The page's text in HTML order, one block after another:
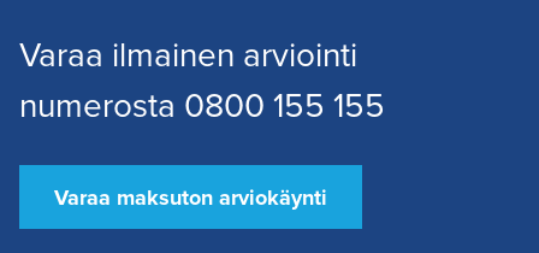
Varaa ilmainen arviointi
numerosta 0800 155 155
Varaa maksuton arviokäynti